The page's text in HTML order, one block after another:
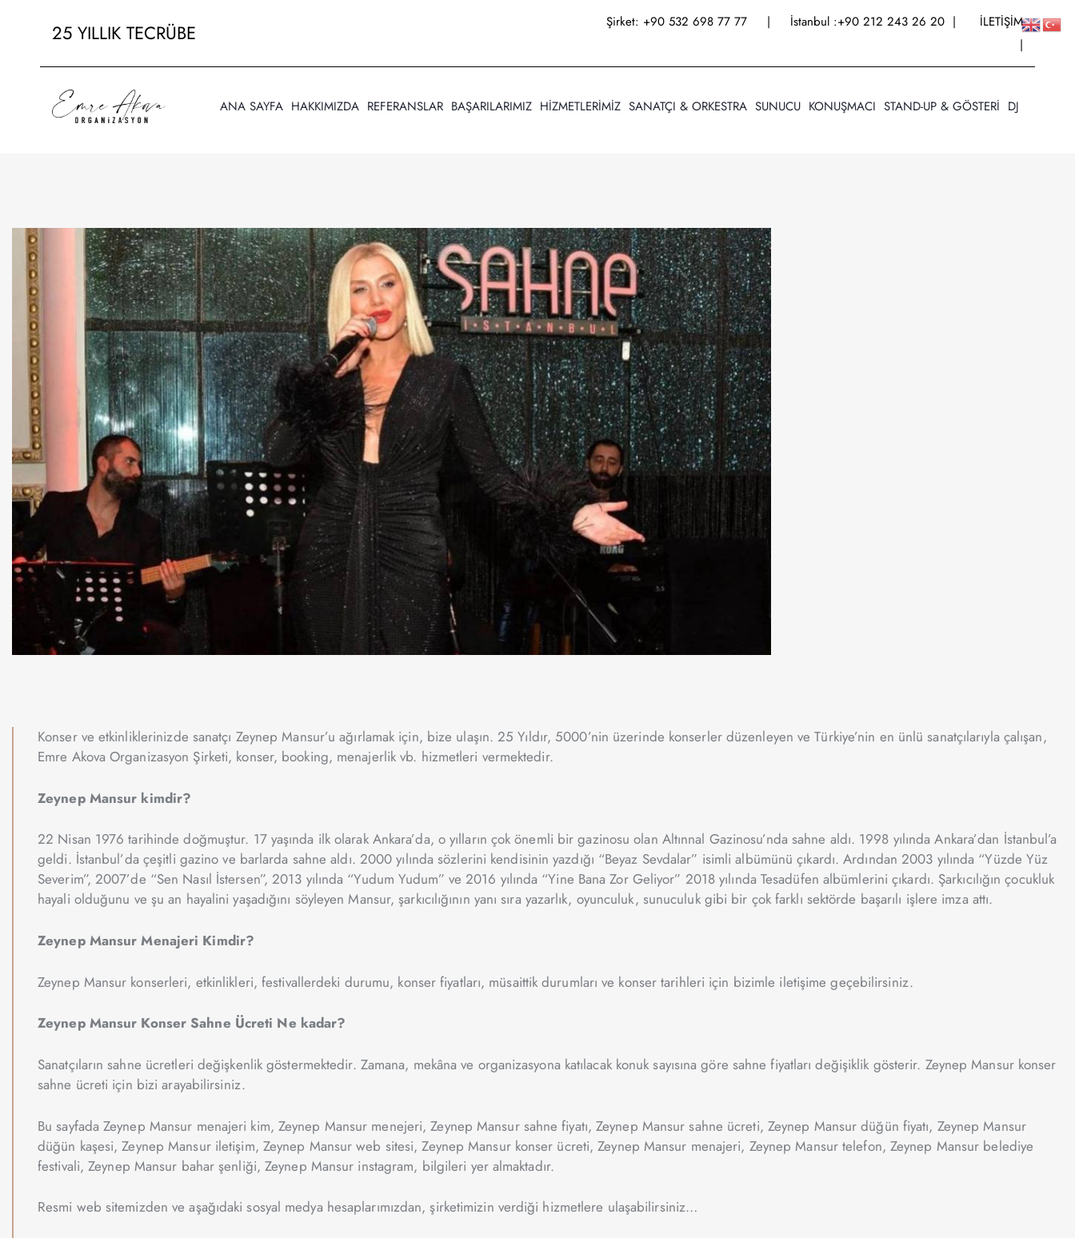
25 YILLIK TECRÜBE Şirket: +90 532 698 77 77| İstanbul :+90 212 243 26 20|
İLETİŞİM
|
ANA SAYFA HAKKIMIZDA REFERANSLAR BAŞARILARIMIZ HİZMETLERİMİZ SANATÇI & ORKESTRA SUNUCU KONUŞMACI STAND-UP & GÖSTERİ DJ
Konser ve etkinliklerinizde sanatçı Zeynep Mansur’u ağırlamak için, bize ulaşın. 25 Yıldır, 5000’nin üzerinde konserler düzenleyen ve Türkiye’nin en ünlü sanatçılarıyla çalışan,
Emre Akova Organizasyon Şirketi, konser, booking, menajerlik vb. hizmetleri vermektedir.
Zeynep Mansur kimdir?
22 Nisan 1976 tarihinde doğmuştur. 17 yaşında ilk olarak Ankara’da, o yılların çok önemli bir gazinosu olan Altınnal Gazinosu’nda sahne aldı. 1998 yılında Ankara’dan İstanbul’a
geldi. İstanbul’da çeşitli gazino ve barlarda sahne aldı. 2000 yılında sözlerini kendisinin yazdığı “Beyaz Sevdalar” isimli albümünü çıkardı. Ardından 2003 yılında “Yüzde Yüz
Severim”, 2007’de “Sen Nasıl İstersen”, 2013 yılında “Yudum Yudum” ve 2016 yılında “Yine Bana Zor Geliyor” 2018 yılında Tesadüfen albümlerini çıkardı. Şarkıcılığın çocukluk
hayali olduğunu ve şu an hayalini yaşadığını söyleyen Mansur, şarkıcılığının yanı sıra yazarlık, oyunculuk, sunuculuk gibi bir çok farklı sektörde başarılı işlere imza attı.
Zeynep Mansur Menajeri Kimdir?
Zeynep Mansur konserleri, etkinlikleri, festivallerdeki durumu, konser fiyatları, müsaittik durumları ve konser tarihleri için bizimle iletişime geçebilirsiniz.
Zeynep Mansur Konser Sahne Ücreti Ne kadar?
Sanatçıların sahne ücretleri değişkenlik göstermektedir. Zamana, mekâna ve organizasyona katılacak konuk sayısına göre sahne fiyatları değişiklik gösterir. Zeynep Mansur konser
sahne ücreti için bizi arayabilirsiniz.
Bu sayfada Zeynep Mansur menajeri kim, Zeynep Mansur menejeri, Zeynep Mansur sahne fiyatı, Zeynep Mansur sahne ücreti, Zeynep Mansur düğün fiyatı, Zeynep Mansur
düğün kaşesi, Zeynep Mansur iletişim, Zeynep Mansur web sitesi, Zeynep Mansur konser ücreti, Zeynep Mansur menajeri, Zeynep Mansur telefon, Zeynep Mansur belediye
festivali, Zeynep Mansur bahar şenliği, Zeynep Mansur instagram, bilgileri yer almaktadır.
Resmi web sitemizden ve aşağıdaki sosyal medya hesaplarımızdan, şirketimizin verdiği hizmetlere ulaşabilirsiniz…